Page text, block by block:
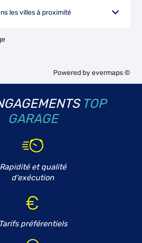
les villes à proximité
Powered byevermaps ©
TOP
GARAGE
Rapidité et qualité
d'exécution
Tarifs préférentiels